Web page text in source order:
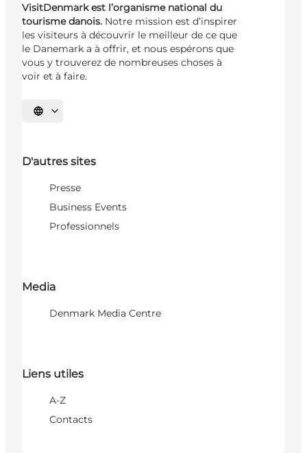
VisitDenmark est l’organisme national du
tourisme danois. Notre mission est d’inspirer
les visiteurs à découvrir le meilleur de ce que
le Danemark a à offrir, et nous espérons que
vous y trouverez de nombreuses choses à
voir et à faire.
Choisissez la langue
D'autres sites
Presse
Business Events
Professionnels
Media
Denmark Media Centre
Liens utiles
A-Z
Contacts